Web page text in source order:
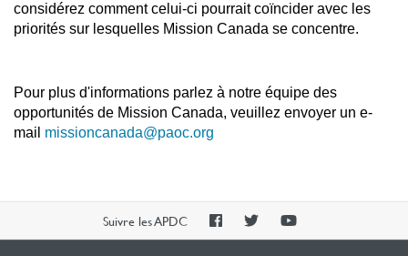
considérez comment celui-ci pourrait coïncider avec les
priorités sur lesquelles Mission Canada se concentre.
Pour plus d'informations parlez à notre équipe des
opportunités de Mission Canada, veuillez envoyer un e-
mail missioncanada@paoc.org
Suivre les APDC
PAOCPAOCPAOC